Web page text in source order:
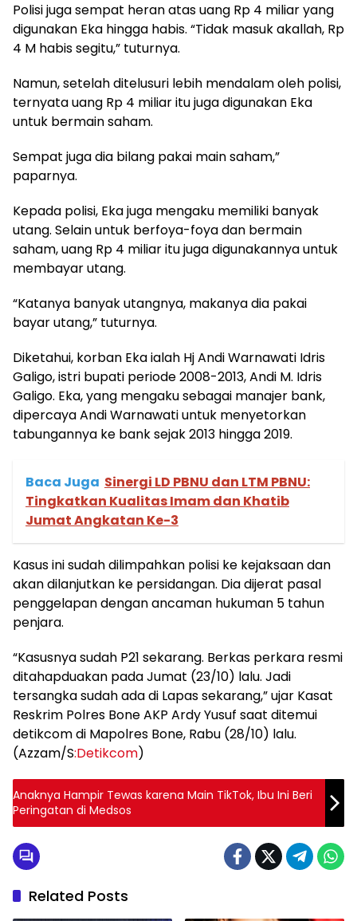
Polisi juga sempat heran atas uang Rp 4 miliar yang
digunakan Eka hingga habis. “Tidak masuk akallah, Rp
4 M habis segitu,” tuturnya.
Namun, setelah ditelusuri lebih mendalam oleh polisi,
ternyata uang Rp 4 miliar itu juga digunakan Eka
untuk bermain saham.
Sempat juga dia bilang pakai main saham,”
paparnya.
Kepada polisi, Eka juga mengaku memiliki banyak
utang. Selain untuk berfoya-foya dan bermain
saham, uang Rp 4 miliar itu juga digunakannya untuk
membayar utang.
“Katanya banyak utangnya, makanya dia pakai
bayar utang,” tuturnya.
Diketahui, korban Eka ialah Hj Andi Warnawati Idris
Galigo, istri bupati periode 2008-2013, Andi M. Idris
Galigo. Eka, yang mengaku sebagai manajer bank,
dipercaya Andi Warnawati untuk menyetorkan
tabungannya ke bank sejak 2013 hingga 2019.
Baca Juga Sinergi LD PBNU dan LTM PBNU:
Tingkatkan Kualitas Imam dan Khatib
Jumat Angkatan Ke-3
Kasus ini sudah dilimpahkan polisi ke kejaksaan dan
akan dilanjutkan ke persidangan. Dia dijerat pasal
penggelapan dengan ancaman hukuman 5 tahun
penjara.
“Kasusnya sudah P21 sekarang. Berkas perkara resmi
ditahapduakan pada Jumat (23/10) lalu. Jadi
tersangka sudah ada di Lapas sekarang,” ujar Kasat
Reskrim Polres Bone AKP Ardy Yusuf saat ditemui
detikcom di Mapolres Bone, Rabu (28/10) lalu.
(Azzam/S:Detikcom)
Anaknya Hampir Tewas karena Main TikTok, Ibu Ini Beri
Peringatan di Medsos
Related Posts